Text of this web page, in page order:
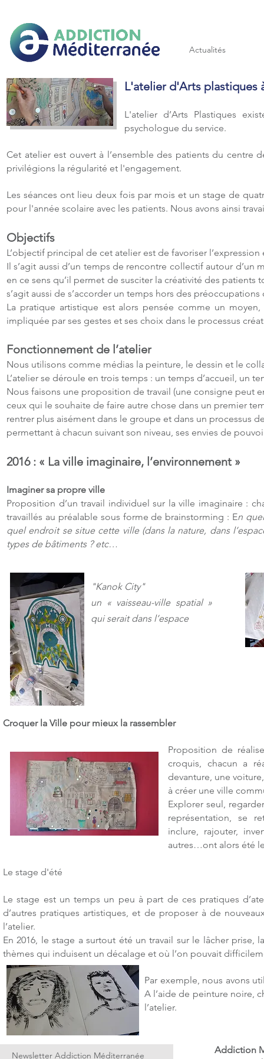
Actualités
L'atelier d'Arts plastiques
L'atelier d’Arts Plastiques
psychologue du service.
Cet atelier est ouvert à l’ensemble des patients du
privilégions la régularité et l'engagement.
Les séances ont lieu deux fois par mois et un stage de
pour l'année scolaire avec les patients. Nous avons ainsi
Objectifs
L’objectif principal de cet atelier est de favoriser
Il s’agit aussi d’un temps de rencontre collectif autour
en ce sens qu’il permet de susciter la créativité des
s’agit aussi de s’accorder un temps hors des
La pratique artistique est alors pensée comme un
impliquée par ses gestes et ses choix dans le processus
Fonctionnement de l’atelier
Nous utilisons comme médias la peinture, le dessin et le
L’atelier se déroule en trois temps : un temps d’accueil, un
Nous faisons une proposition de travail (une consigne peut
ceux qui le souhaite de faire autre chose dans un premier
rentrer plus aisément dans le groupe et dans un processus
permettant à chacun suivant son niveau, ses envies de
2016 : « La ville imaginaire, l’environnement »
Imaginer sa propre ville
Proposition d’un travail individuel sur la ville imaginaire :
travaillés au préalable sous forme de brainstorming : En
quel endroit se situe cette ville (dans la nature, dans
types de bâtiments ? etc…
"Kanok City"
un « vaisseau-ville spatial »
qui serait dans l’espace
Croquer la Ville pour mieux la rassembler
Proposition de
croquis, chacun a
devanture, une
à créer une ville
Explorer seul,
représentation, se
inclure, rajouter,
autres…ont alors été
Le stage d'été
Le stage est un temps un peu à part de ces pratiques
d’autres pratiques artistiques, et de proposer à de
l’atelier.
En 2016, le stage a surtout été un travail sur le lâcher
thèmes qui induisent un décalage et où l’on pouvait
Par exemple, nous avons
A l’aide de peinture noire,
l’atelier.
Newsletter Addiction Méditerranée
Addiction